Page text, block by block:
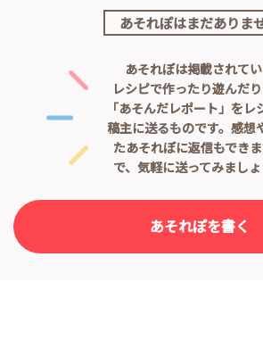
あそれぽはまだありま
あそれぽは掲載されて
レシピで作ったり遊んだ
「あそんだレポート」をレ
稿主に送るものです。 感想
たあそれぽに返信もでき
で、気軽に送ってみましょ
あそれぽを書く